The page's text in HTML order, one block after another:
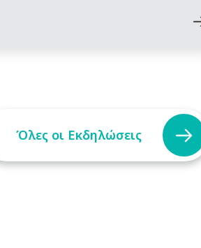
Όλες οι Εκδηλώσεις